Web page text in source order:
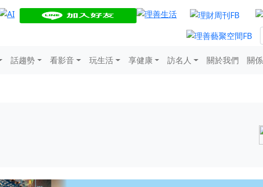
話趨勢 看影音 玩生活 享健康 訪名人 關於我們 關